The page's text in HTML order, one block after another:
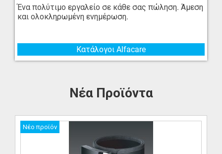
Ένα πολύτιμο εργαλείο σε κάθε σας πώληση. Άμεση
και ολοκληρωμένη ενημέρωση.
Κατάλογοι Alfacare
Νέα Προϊόντα
Νέο προϊόν